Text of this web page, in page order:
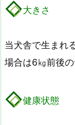
大きさ
当犬舎で生まれ
場合は6㎏前後の
健康状態